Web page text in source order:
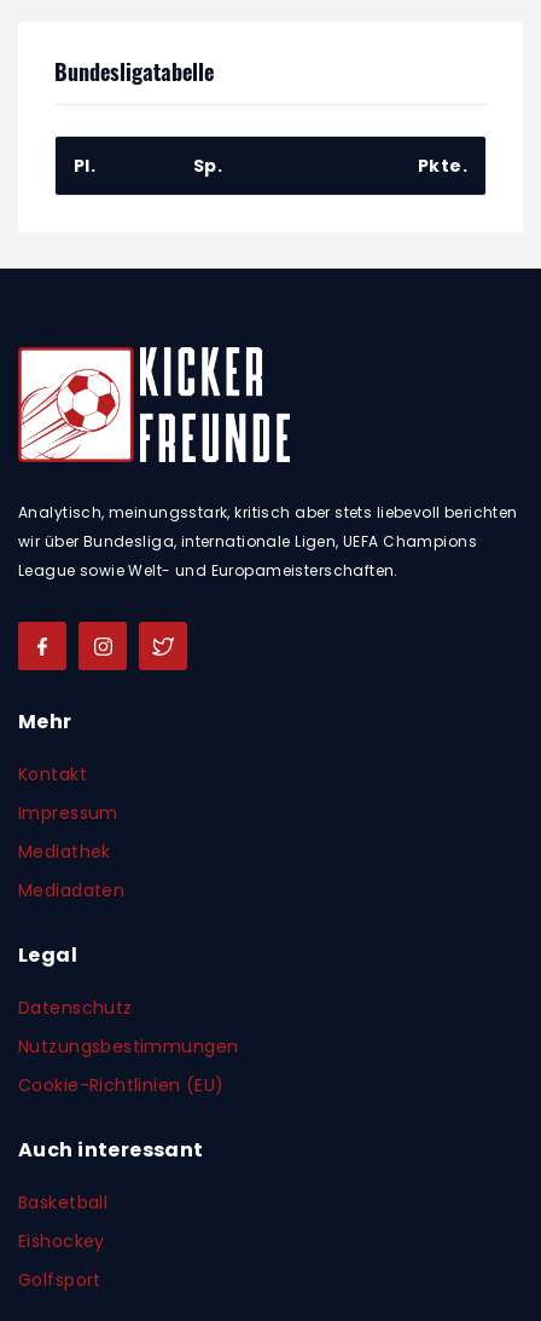
Bundesligatabelle
Pl. Sp. Pkte.
Analytisch, meinungsstark, kritisch aber stets liebevoll berichten
wir über Bundesliga, internationale Ligen, UEFA Champions
League sowie Welt- und Europameisterschaften.
Mehr
Kontakt
Impressum
Mediathek
Mediadaten
Legal
Datenschutz
Nutzungsbestimmungen
Cookie-Richtlinien (EU)
Auch interessant
Basketball
Eishockey
Golfsport